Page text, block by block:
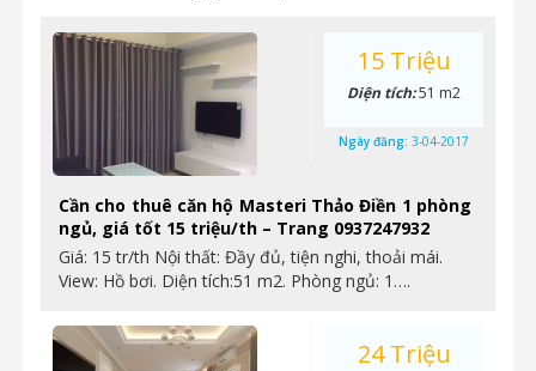
Cần cho thuê căn hộ Masteri Thảo Điền 1 phòng
ngủ, giá tốt 15 triệu/th – Trang 0937247932
Giá: 15 tr/th Nội thất: Đầy đủ, tiện nghi, thoải mái.
View: Hồ bơi. Diện tích:51 m2. Phòng ngủ: 1….
15 Triệu
Diện tích:51 m2
Ngày đăng: 3-04-2017
24 Triệu